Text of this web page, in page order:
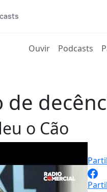
Ouvir(current)
Podcasts
o Cão